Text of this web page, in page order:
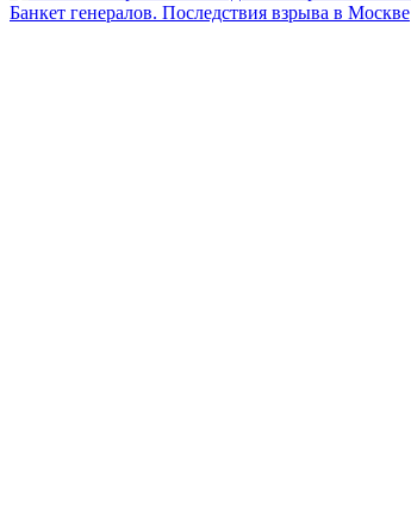
Банкет генералов. Последствия взрыва в Москве